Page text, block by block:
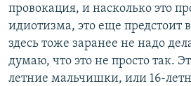
провокация, и насколько это
идиотизма, это еще предстоит
здесь тоже заранее не надо
думаю, что это не просто так.
летние мальчишки, или 16-